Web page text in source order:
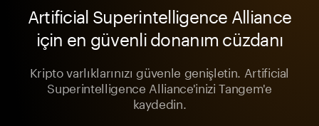
Artificial Superintelligence Alliance
için en güvenli donanım cüzdanı
Kripto varlıklarınızı güvenle genişletin. Artificial
Superintelligence Alliance'inizi Tangem'e
kaydedin.